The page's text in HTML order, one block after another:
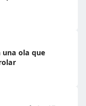
una ola que